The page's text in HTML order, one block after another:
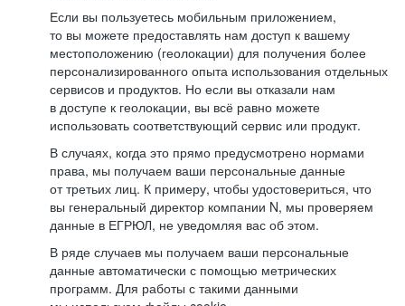
Если вы пользуетесь мобильным приложением,
то вы можете предоставлять нам доступ к вашему
местоположению (геолокации) для получения более
персонализированного опыта использования отдельных
сервисов и продуктов. Но если вы отказали нам
в доступе к геолокации, вы всё равно можете
использовать соответствующий сервис или продукт.
В случаях, когда это прямо предусмотрено нормами
права, мы получаем ваши персональные данные
от третьих лиц. К примеру, чтобы удостовериться, что
вы генеральный директор компании N, мы проверяем
данные в ЕГРЮЛ, не уведомляя вас об этом.
В ряде случаев мы получаем ваши персональные
данные автоматически с помощью метрических
программ. Для работы с такими данными